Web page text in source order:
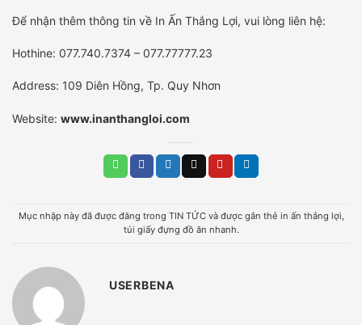
Để nhận thêm thông tin về In Ấn Thắng Lợi, vui lòng liên hệ:
Hothine: 077.740.7374 – 077.77777.23
Address: 109 Diên Hồng, Tp. Quy Nhơn
Website: www.inanthangloi.com
Mục nhập này đã được đăng trong TIN TỨCvà được gắn thẻ in ấn thắng lợi,
túi giấy đựng đồ ăn nhanh.
USERBENA